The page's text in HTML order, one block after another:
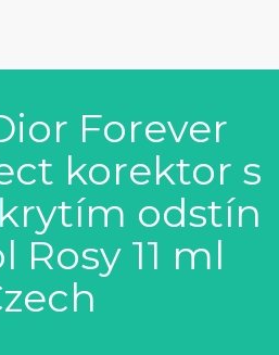
Forever
korektor s
odstín
Rosy 11 ml